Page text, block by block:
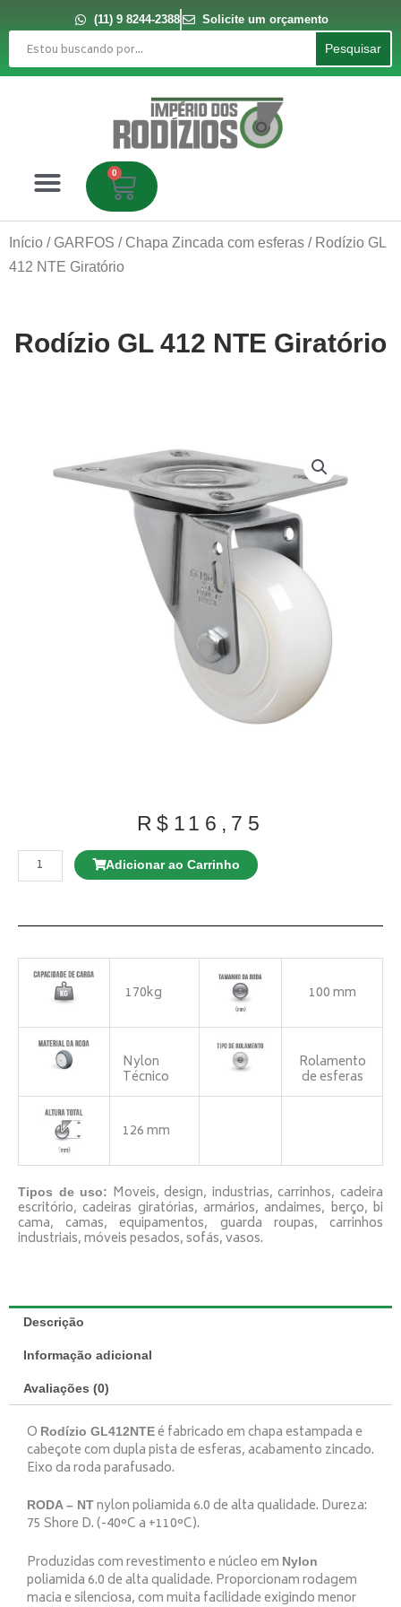
conteúdo
(11) 9 8244-2388
Solicite um orçamento
Pesquisar
Pesquisar
0
Carrinho
Início / GARFOS / Chapa Zincada com esferas / Rodízio GL
412 NTE Giratório
Rodízio GL 412 NTE Giratório
R$ 116,75
Rodízio
Roscada
Adicionar ao Carrinho
170kg 100 mm
Nylon
Técnico
Rolamento
de esferas
126 mm
Tipos de uso: Moveis, design, industrias, carrinhos, cadeira
escritório, cadeiras giratórias, armários, andaimes, berço, bi
cama, camas, equipamentos, guarda roupas, carrinhos
industriais, móveis pesados, sofás, vasos.
Descrição
Informação adicional
Avaliações (0)
O Rodízio GL412NTE é fabricado em chapa estampada e
cabeçote com dupla pista de esferas, acabamento zincado.
Eixo da roda parafusado.
RODA – NT nylon poliamida 6.0 de alta qualidade. Dureza:
75 Shore D. (-40°C a +110°C).
Produzidas com revestimento e núcleo em Nylon
poliamida 6.0 de alta qualidade. Proporcionam rodagem
macia e silenciosa, com muita facilidade exigindo menor